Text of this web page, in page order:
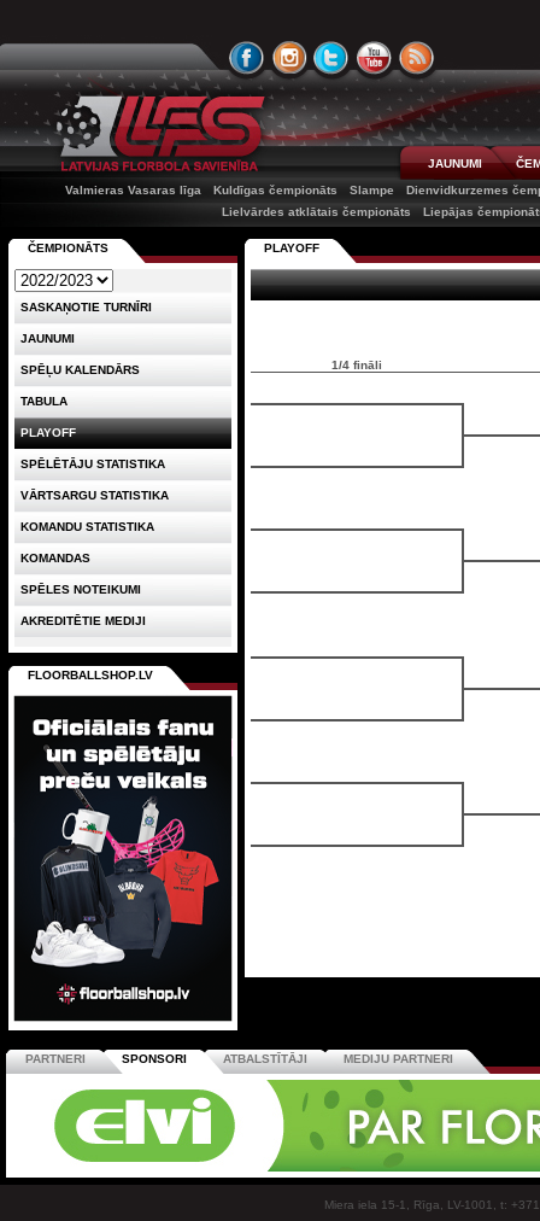
JAUNUMI
Valmieras Vasaras līga
Kuldīgas čempionāts Slampe
Dienvidkurzemes
Lielvārdes atklātais čempionāts
Liepājas
PLAYOFF
1/4 fināli
ČEMPIONĀTS
SASKAŅOTIE TURNĪRI
JAUNUMI
SPĒĻU KALENDĀRS
TABULA
PLAYOFF
SPĒLĒTĀJU STATISTIKA
VĀRTSARGU STATISTIKA
KOMANDU STATISTIKA
KOMANDAS
SPĒLES NOTEIKUMI
AKREDITĒTIE MEDIJI
FLOORBALLSHOP.LV
PARTNERI SPONSORI ATBALSTĪTĀJI MEDIJU PARTNERI
Miera iela 15-1, Rīga, LV-1001, t: